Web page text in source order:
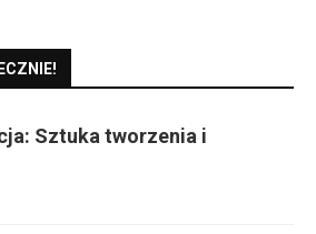
Sztuka tworzenia i